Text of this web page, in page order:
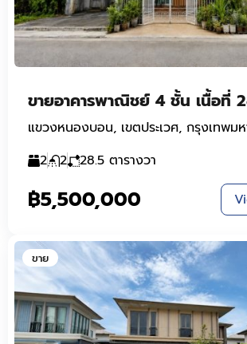
2
2 28.5 ตารางวา
฿5,500,000
ขาย